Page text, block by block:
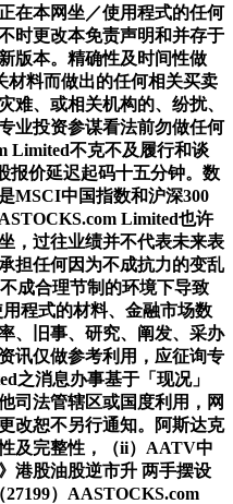
在本网坐／使用程式的任何
时更改本免责声明和并存于
版本。精确性及时间性做
材料而做出的任何相关买卖
难、或相关机构的、纷扰、
业投资参谋看法前勿做任何
Limited不克不及履行和谈
报价延迟起码十五分钟。数
MSCI中国指数和沪深300
Limited也许
，过往业绩并不代表未来表
担任何因为不成抗力的变乱
成合理节制的环境下导致
程式的材料、金融市场数
、旧事、研究、阐发、采办
讯仅做参考利用，应征询专
之消息办事基于「现况」
司法管辖区或国度利用，网
改恕不另行通知。阿斯达克
及完整性，（ii）AATV中
港股油股逆市升 两手摆设
）AASTOCKS.com